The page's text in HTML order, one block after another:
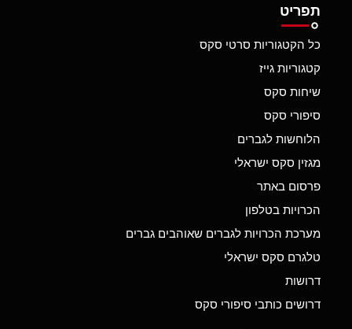
תפריט
כל הקטגוריות סרטי סקס
קטגוריות גייז
שיחות סקס
סיפורי סקס
הלוחשות לגברים
מגזין סקס ישראלי
פרסום באתר
הכרויות בטלפון
מערכת הכרויות לגברים שאוהבים גברים
טלגרם סקס ישראלי
דרושות
דרושים כותבי סיפורי סקס